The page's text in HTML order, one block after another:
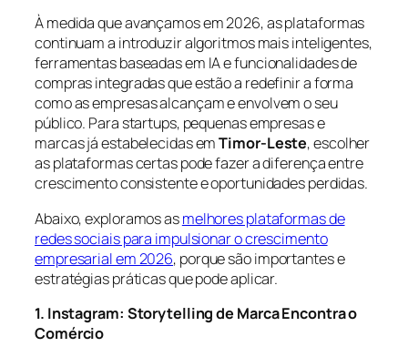
À medida que avançamos em 2026, as plataformas
continuam a introduzir algoritmos mais inteligentes,
ferramentas baseadas em IA e funcionalidades de
compras integradas que estão a redefinir a forma
como as empresas alcançam e envolvem o seu
público. Para startups, pequenas empresas e
marcas já estabelecidas emTimor-Leste, escolher
as plataformas certas pode fazer a diferença entre
crescimento consistente e oportunidades perdidas.
Abaixo, exploramos asmelhores plataformas de
redes sociais para impulsionar o crescimento
empresarial em 2026, porque são importantes e
estratégias práticas que pode aplicar.
1. Instagram: Storytelling de Marca Encontra o
Comércio